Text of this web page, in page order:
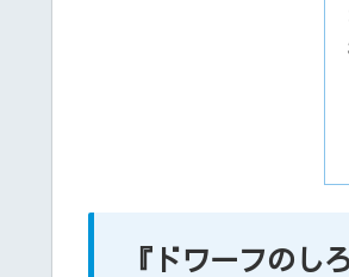
『ドワーフのし